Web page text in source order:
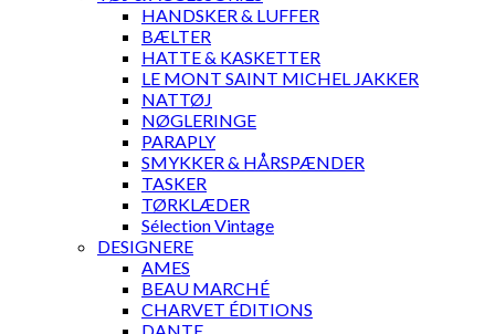
HANDSKER & LUFFER
BÆLTER
HATTE & KASKETTER
LE MONT SAINT MICHEL JAKKER
NATTØJ
NØGLERINGE
PARAPLY
SMYKKER & HÅRSPÆNDER
TASKER
TØRKLÆDER
Sélection Vintage
DESIGNERE
AMES
BEAU MARCHÉ
CHARVET ÉDITIONS